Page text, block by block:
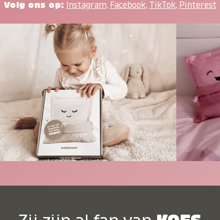
Volg ons op: Instagram, Facebook, TikTok, Pinterest